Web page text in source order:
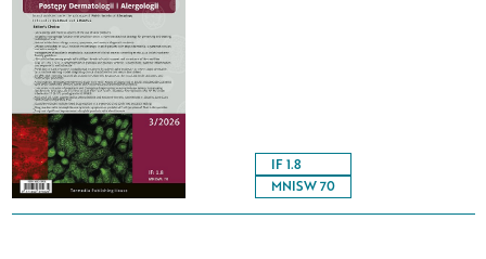
IF 1.8
MNISW 70